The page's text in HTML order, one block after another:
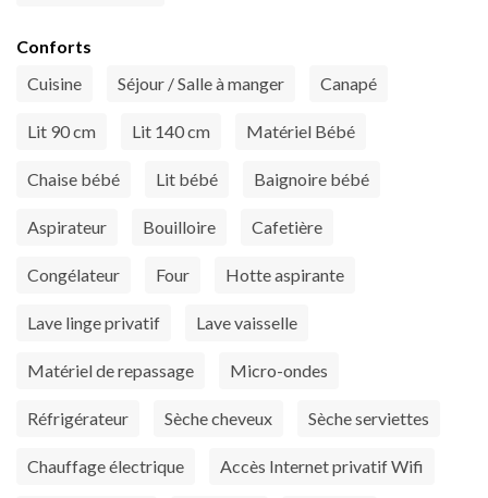
Conforts
Cuisine
Séjour / Salle à manger Canapé
Lit 90 cm Lit 140 cm Matériel Bébé
Chaise bébé Lit bébé Baignoire bébé
Aspirateur Bouilloire Cafetière
Congélateur Four Hotte aspirante
Lave linge privatif Lave vaisselle
Matériel de repassage Micro-ondes
Réfrigérateur Sèche cheveux Sèche serviettes
Chauffage électrique Accès Internet privatif Wifi